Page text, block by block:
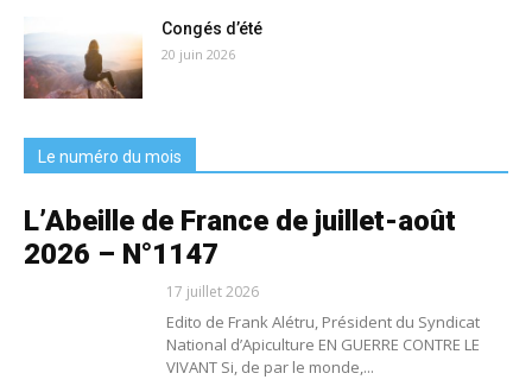
Congés d’été
20 juin 2026
Le numéro du mois
L’Abeille de France de juillet-août
2026 – N°1147
17 juillet 2026
Edito de Frank Alétru, Président du Syndicat
National d’Apiculture EN GUERRE CONTRE LE
VIVANT Si, de par le monde,...